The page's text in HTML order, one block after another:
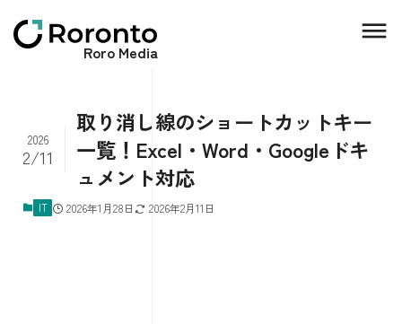
Roro Media
取り消し線のショートカットキー
一覧！Excel・Word・Googleドキ
ュメント対応
2026
2/11
IT 2026年1月28日 2026年2月11日